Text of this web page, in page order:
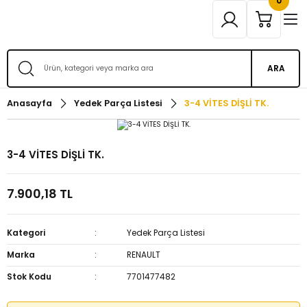
ARA
Anasayfa Yedek Parça Listesi 3-4 VİTES DİŞLİ TK.
3-4 VİTES DİŞLİ TK.
7.900,18 TL
Kategori
Yedek Parça Listesi
Marka
RENAULT
Stok Kodu
7701477482